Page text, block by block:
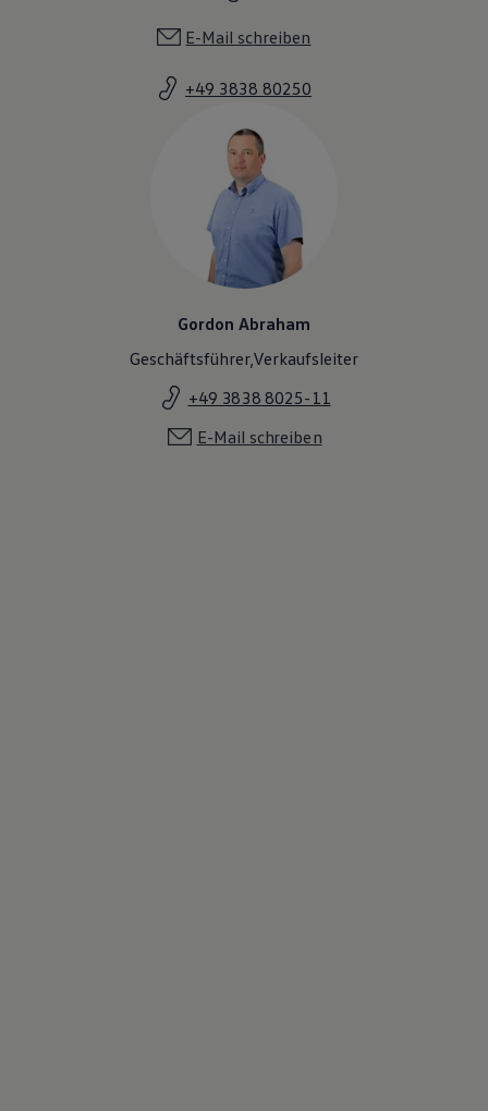
E-Mail schreiben
+49 3838 80250
Gordon Abraham
Geschäftsführer,Verkaufsleiter
+49 3838 8025-11
E-Mail schreiben